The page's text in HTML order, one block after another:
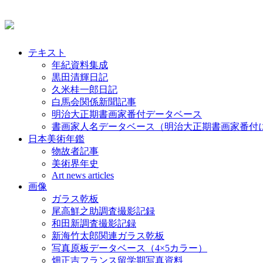
テキスト
年紀資料集成
黒田清輝日記
久米桂一郎日記
白馬会関係新聞記事
明治大正期書画家番付データベース
書画家人名データベース（明治大正期書画家番付
日本美術年鑑
物故者記事
美術界年史
Art news articles
画像
ガラス乾板
尾高鮮之助調査撮影記録
和田新調査撮影記録
新海竹太郎関連ガラス乾板
写真原板データベース（4×5カラー）
畑正吉フランス留学期写真資料